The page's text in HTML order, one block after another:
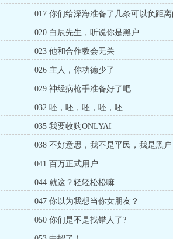
017 你们给深海准备了几条可以负距离
020 白辰先生，听说你是黑户
023 他和合作教会无关
026 主人，你功德少了
029 神经病枪手准备好了吧
032 呸，呸，呸，呸，呸
035 我要收购ONLYAI
038 不好意思，我不是平民，我是黑户
041 百万正式用户
044 就这？轻轻松松嘛
047 你以为我想当你女朋友？
050 你们是不是找错人了?